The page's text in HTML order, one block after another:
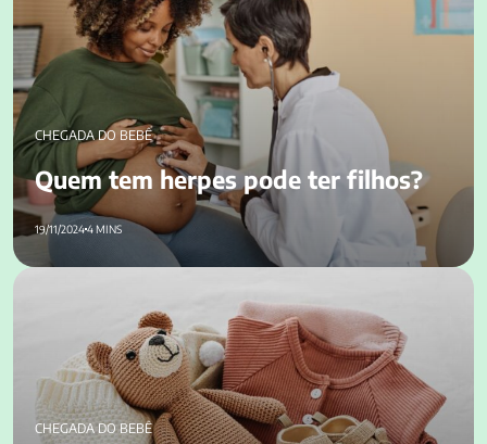
CHEGADA DO BEBÊ
Quem tem herpes pode ter filhos?
19/11/20244 MINS
Como montar a lista para o enxoval do bebê? Confira!
CHEGADA DO BEBÊ